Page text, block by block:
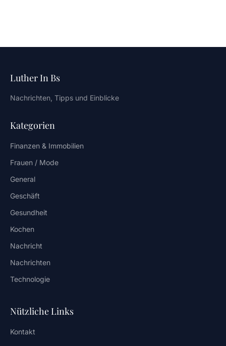
Luther In Bs
Nachrichten, Tipps und Einblicke
Kategorien
Finanzen & Immobilien
Frauen / Mode
General
Geschäft
Gesundheit
Kochen
Nachricht
Nachrichten
Technologie
Nützliche Links
Kontakt